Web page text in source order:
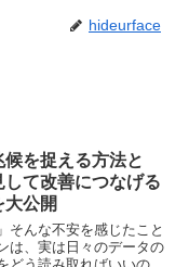
hideurface
を捉える方法と
して改善につなげる
大公開
そんな不安を感じたこと
は、実は日々のデータの